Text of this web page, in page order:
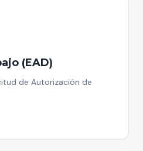
(EAD)
de Autorización de